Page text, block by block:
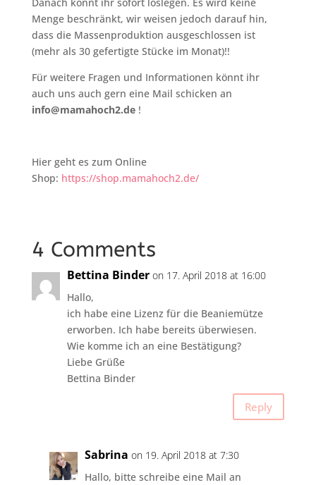
Danach könnt ihr sofort loslegen. Es wird keine
Menge beschränkt, wir weisen jedoch darauf hin,
dass die Massenproduktion ausgeschlossen ist
(mehr als 30 gefertigte Stücke im Monat)!!
Für weitere Fragen und Informationen könnt ihr
auch uns auch gern eine Mail schicken an
info@mamahoch2.de!
Hier geht es zum Online
Shop: https://shop.mamahoch2.de/
4 Comments
Bettina Binder on 17. April 2018 at 16:00
Hallo,
ich habe eine Lizenz für die Beaniemütze
erworben. Ich habe bereits überwiesen.
Wie komme ich an eine Bestätigung?
Liebe Grüße
Bettina Binder
Reply
Sabrina on 19. April 2018 at 7:30
Hallo, bitte schreibe eine Mail an